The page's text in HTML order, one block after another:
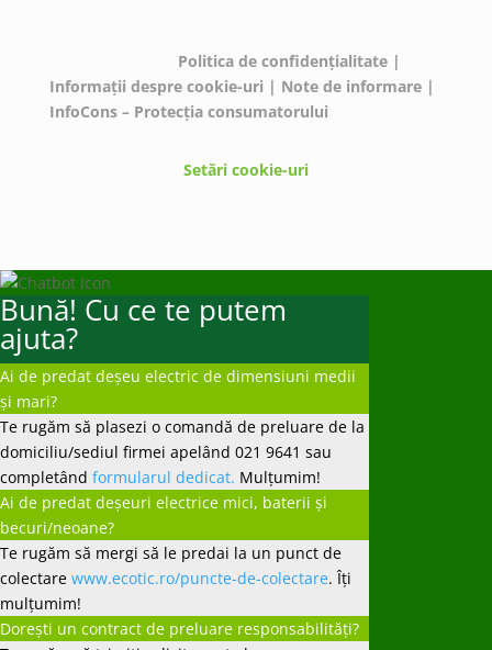
Politica de confidențialitate|
Informații despre cookie-uri | Note de informare|
InfoCons – Protecția consumatorului
Setări cookie-uri
Bună! Cu ce te putem
ajuta?
Ai de predat deșeu electric de dimensiuni medii
și mari?
Te rugăm să plasezi o comandă de preluare de la
domiciliu/sediul firmei apelând 021 9641 sau
completând formularul dedicat. Mulțumim!
Ai de predat deșeuri electrice mici, baterii și
becuri/neoane?
Te rugăm să mergi să le predai la un punct de
colectare www.ecotic.ro/puncte-de-colectare. Îți
mulțumim!
Dorești un contract de preluare responsabilități?